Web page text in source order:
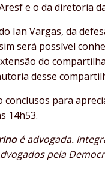
e o da diretoria
Ian Vargas, da
será possível
do
desse
conclusos para
14h53.
é advogada.
pela